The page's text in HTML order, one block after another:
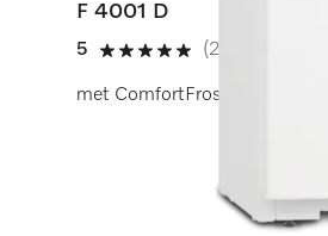
F 4001 D
5
5 sterren op 5
(2
met ComfortFrost,